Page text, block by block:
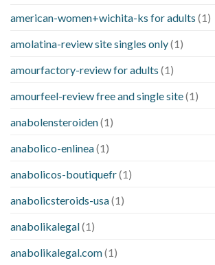
american-women+wichita-ks for adults (1)
amolatina-review site singles only(1)
amourfactory-review for adults (1)
amourfeel-review free and single site(1)
anabolensteroiden(1)
anabolico-enlinea(1)
anabolicos-boutiquefr(1)
anabolicsteroids-usa(1)
anabolikalegal(1)
anabolikalegal.com(1)